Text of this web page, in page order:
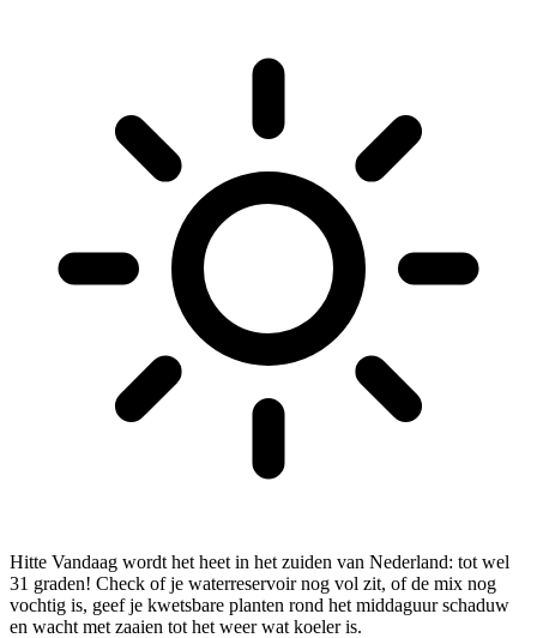
Hitte Vandaag wordt het heet in het zuiden van Nederland: tot wel
31 graden! Check of je waterreservoir nog vol zit, of de mix nog
vochtig is, geef je kwetsbare planten rond het middaguur schaduw
en wacht met zaaien tot het weer wat koeler is.